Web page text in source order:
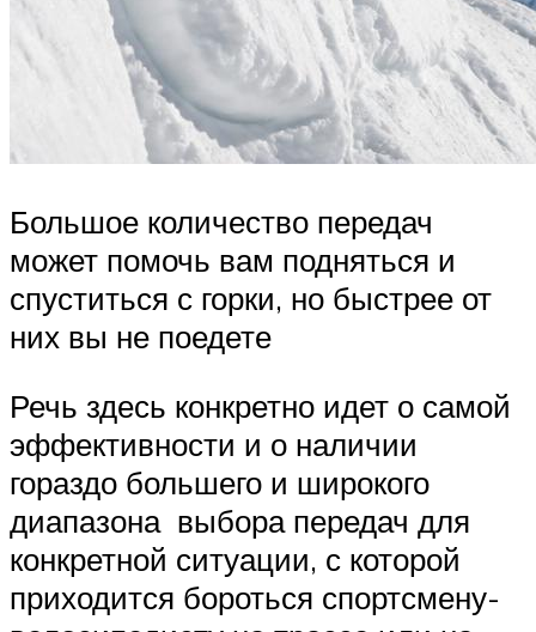
Большое количество передач
может помочь вам подняться и
спуститься с горки, но быстрее от
них вы не поедете
Речь здесь конкретно идет о самой
эффективности и о наличии
гораздо большего и широкого
диапазона выбора передач для
конкретной ситуации, с которой
приходится бороться спортсмену-